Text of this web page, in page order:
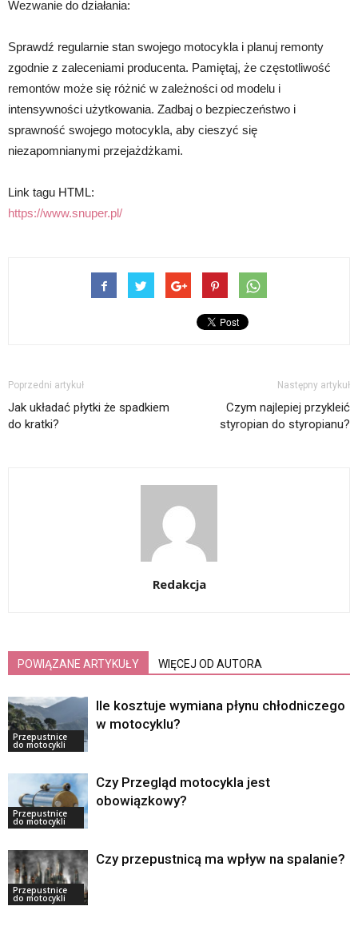
Wezwanie do działania:
Sprawdź regularnie stan swojego motocykla i planuj remonty
zgodnie z zaleceniami producenta. Pamiętaj, że częstotliwość
remontów może się różnić w zależności od modelu i
intensywności użytkowania. Zadbaj o bezpieczeństwo i
sprawność swojego motocykla, aby cieszyć się
niezapomnianymi przejażdżkami.
Link tagu HTML:
https://www.snuper.pl/
Poprzedni artykuł
Jak układać płytki że spadkiem
do kratki?
Następny artykuł
Czym najlepiej przykleić
styropian do styropianu?
Redakcja
POWIĄZANE ARTYKUŁY WIĘCEJ OD AUTORA
Przepustnice
do motocykli
Ile kosztuje wymiana płynu chłodniczego
w motocyklu?
Przepustnice
do motocykli
Czy Przegląd motocykla jest
obowiązkowy?
Przepustnice
do motocykli
Czy przepustnicą ma wpływ na spalanie?